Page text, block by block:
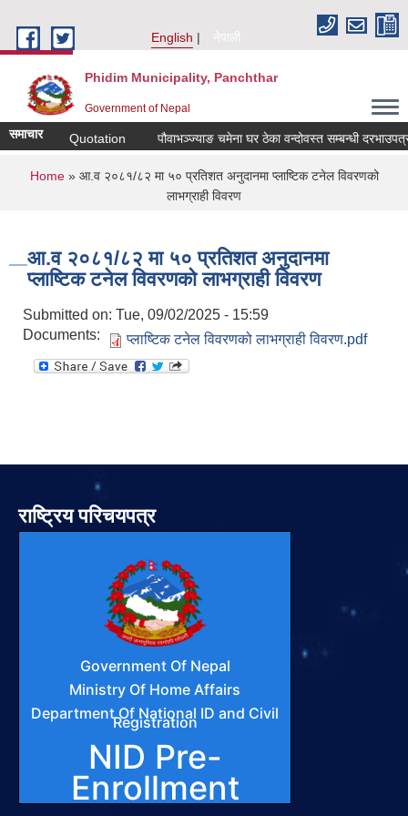
English
नेपाली
Phidim Municipality, Panchthar
Government of Nepal
समाचारQuotation पौवाभञ्ज्याङ चमेना घर ठेका वन्दोवस्त सम्बन्धी दरभाउपत्र
You are here
Home» आ.व २०८१/८२ मा ५० प्रतिशत अनुदानमा प्लाष्टिक टनेल विवरणको
लाभग्राही विवरण
आ.व २०८१/८२ मा ५० प्रतिशत अनुदानमा
प्लाष्टिक टनेल विवरणको लाभग्राही विवरण
Submitted on: Tue, 09/02/2025 - 15:59
Documents:
प्लाष्टिक टनेल विवरणको लाभग्राही विवरण.pdf
राष्ट्रिय परिचयपत्र